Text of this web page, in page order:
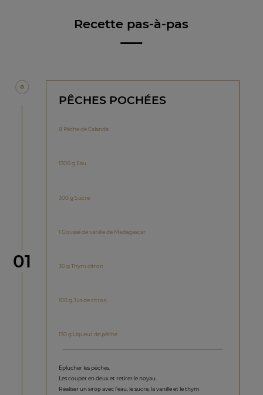
Recette pas-à-pas
étape
01
PÊCHES POCHÉES
8 Pêche de Calanda
1300 g Eau
300 g Sucre
1 Gousse de vanille de Madagascar
30 g Thym citron
100 g Jus de citron
130 g Liqueur de pêche
Éplucher les pêches.
Les couper en deux et retirer le noyau.
Réaliser un sirop avec l’eau, le sucre, la vanille et le thym